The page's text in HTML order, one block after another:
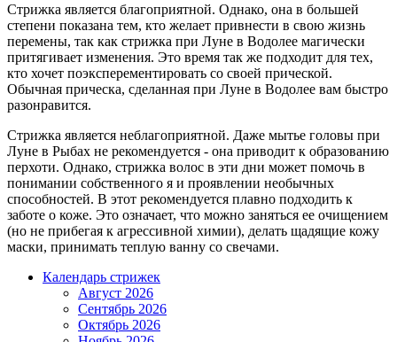
Стрижка является благоприятной. Однако, она в большей
степени показана тем, кто желает привнести в свою жизнь
перемены, так как стрижка при Луне в Водолее магически
притягивает изменения. Это время так же подходит для тех,
кто хочет поэксперементировать со своей прической.
Обычная прическа, сделанная при Луне в Водолее вам быстро
разонравится.
Стрижка является неблагоприятной. Даже мытье головы при
Луне в Рыбах не рекомендуется - она приводит к образованию
перхоти. Однако, стрижка волос в эти дни может помочь в
понимании собственного я и проявлении необычных
способностей. В этот рекомендуется плавно подходить к
заботе о коже. Это означает, что можно заняться ее очищением
(но не прибегая к агрессивной химии), делать щадящие кожу
маски, принимать теплую ванну со свечами.
Календарь стрижек
Август 2026
Сентябрь 2026
Октябрь 2026